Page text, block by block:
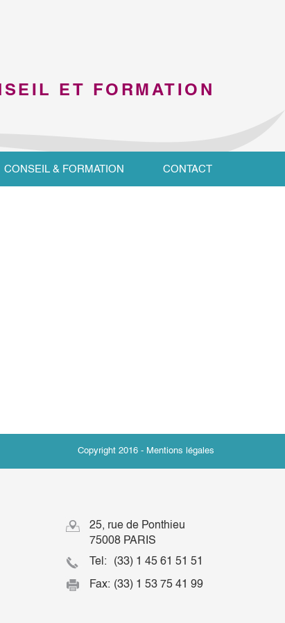
ET FORMATION
CONSEIL & FORMATION CONTACT
Copyright 2016 - Mentions légales
25, rue de Ponthieu
75008 PARIS
Tel:
(33) 1 45 61 51 51
Fax: (33) 1 53 75 41 99